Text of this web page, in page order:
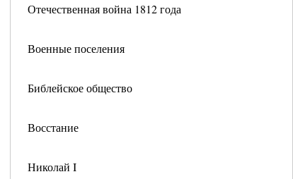
Отечественная война 1812 года
Военные поселения
Библейское общество
Восстание
Николай I